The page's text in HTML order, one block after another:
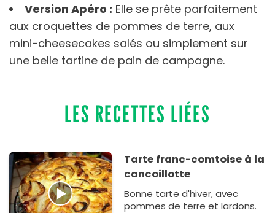
Version Apéro : Elle se prête parfaitement
aux croquettes de pommes de terre, aux
mini-cheesecakes salés ou simplement sur
une belle tartine de pain de campagne.
LES RECETTES LIÉES
Tarte franc-comtoise à la
cancoillotte
Bonne tarte d'hiver, avec
pommes de terre et lardons.